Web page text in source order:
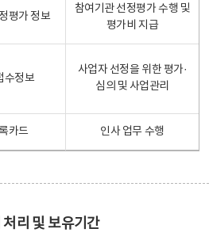
평가 정보
참여기관 선정평가 수행 및
평가비 지급
수정보
사업자 선정을 위한 평가·
심의 및 사업관리
카드 인사 업무 수행
리 및 보유기간